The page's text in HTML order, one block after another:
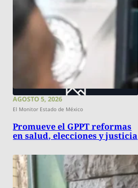
AGOSTO 5, 2026
El Monitor Estado de México
Promueve el GPPT reformas
en salud, elecciones y justicia